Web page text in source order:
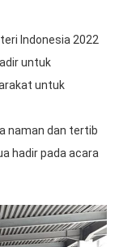
Indonesia 2022
untuk
untuk
naman dan tertib
hadir pada acara